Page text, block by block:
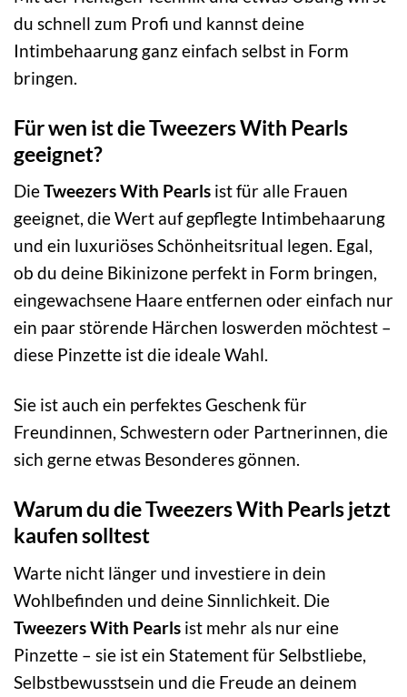
du schnell zum Profi und kannst deine
Intimbehaarung ganz einfach selbst in Form
bringen.
Für wen ist die Tweezers With Pearls
geeignet?
DieTweezers With Pearls ist für alle Frauen
geeignet, die Wert auf gepflegte Intimbehaarung
und ein luxuriöses Schönheitsritual legen. Egal,
ob du deine Bikinizone perfekt in Form bringen,
eingewachsene Haare entfernen oder einfach nur
ein paar störende Härchen loswerden möchtest –
diese Pinzette ist die ideale Wahl.
Sie ist auch ein perfektes Geschenk für
Freundinnen, Schwestern oder Partnerinnen, die
sich gerne etwas Besonderes gönnen.
Warum du die Tweezers With Pearls jetzt
kaufen solltest
Warte nicht länger und investiere in dein
Wohlbefinden und deine Sinnlichkeit. Die
Tweezers With Pearls ist mehr als nur eine
Pinzette – sie ist ein Statement für Selbstliebe,
Selbstbewusstsein und die Freude an deinem